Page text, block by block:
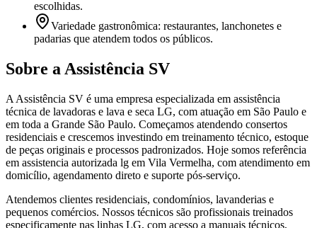
escolhidas.
Variedade gastronômica: restaurantes, lanchonetes e
padarias que atendem todos os públicos.
Sobre a Assistência SV
A Assistência SV é uma empresa especializada em assistência
técnica de lavadoras e lava e seca LG, com atuação em São Paulo e
em toda a Grande São Paulo. Começamos atendendo consertos
residenciais e crescemos investindo em treinamento técnico, estoque
de peças originais e processos padronizados. Hoje somos referência
em assistencia autorizada lg em Vila Vermelha, com atendimento em
domicílio, agendamento direto e suporte pós-serviço.
Atendemos clientes residenciais, condomínios, lavanderias e
pequenos comércios. Nossos técnicos são profissionais treinados
especificamente nas linhas LG, com acesso a manuais técnicos,